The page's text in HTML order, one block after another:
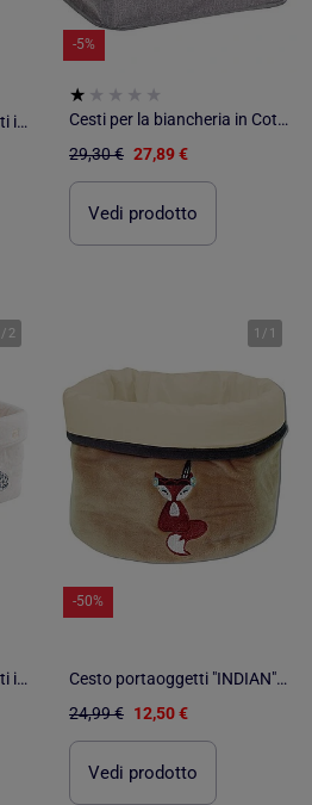
Set di 2 cestini portaoggetti in cotone - SAUTHON
-5%
Cesti per la biancheria in Cotone Bambou PROMO LINGE
29,30 € 27,89 €
Vedi prodotto
/ 2
Set di 2 cestini portaoggetti in cotone - SAUTHON
1 / 1
-50%
Cesto portaoggetti "INDIAN" di LES CHATOUNETS
24,99 € 12,50 €
Vedi prodotto